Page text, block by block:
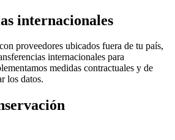
internacionales
proveedores ubicados fuera de tu país,
internacionales para
medidas contractuales y de
los datos.